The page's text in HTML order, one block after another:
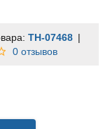
TH-07468
0 отзывов